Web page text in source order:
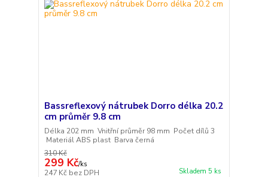
Bassreflexový nátrubek Dorro délka 20.2
cm průměr 9.8 cm
Délka 202 mm Vnitřní průměr 98 mm Počet dílů 3
Materiál ABS plast Barva černá
310 Kč
299 Kč/ks
247 Kč bez DPH Skladem 5 ks